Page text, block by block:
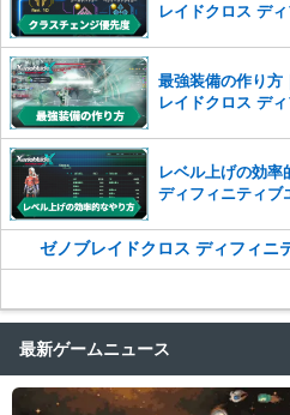
レイドクロス デ
最強装備の作り方
レイドクロス デ
レベル上げの効率
ディフィニティブ
ゼノブレイドクロス ディフィニ
最新ゲームニュース